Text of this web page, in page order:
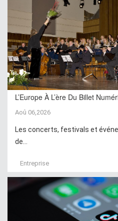
L’Europe À L’ère Du Billet
Aoû 06,2026
Les concerts, festivals et
de...
Entreprise